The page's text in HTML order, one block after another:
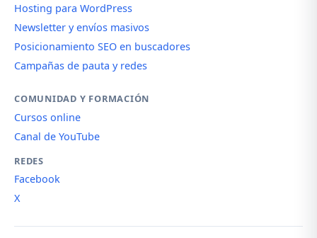
Hosting para WordPress
Newsletter y envíos masivos
Posicionamiento SEO en buscadores
Campañas de pauta y redes
COMUNIDAD Y FORMACIÓN
Cursos online
Canal de YouTube
REDES
Facebook
X